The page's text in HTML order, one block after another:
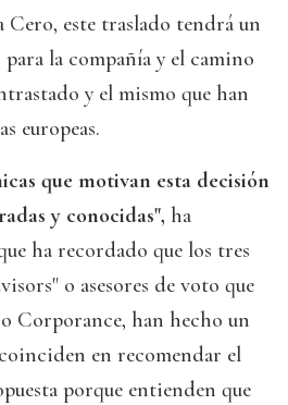
Cero, este traslado tendrá un
la compañía y el camino
y el mismo que han
europeas.
que motivan esta decisión
y conocidas", ha
ha recordado que los tres
o asesores de voto que
Corporance, han hecho un
en recomendar el
porque entienden que